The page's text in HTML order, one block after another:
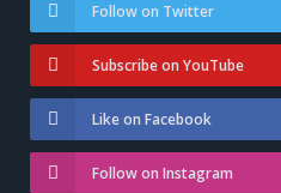
Follow on Twitter
Subscribe on YouTube
Like on Facebook
Follow on Instagram